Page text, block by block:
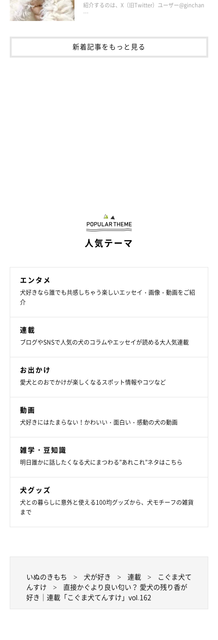
連載とは別の漫画が載っています。
https://suzumetengu.hatenablog.com/
紹介するのは、X（旧Twitter）ユーザー@ginchan
…
新着記事をもっと見る
人気テーマ
エンタメ
犬好きなら誰でも共感しちゃう楽しいエッセイ・画像・動画をご紹
介
連載
ブログやSNSで人気の犬のコラムやエッセイが読める大人気連載
お出かけ
愛犬とのおでかけが楽しくなるスポット情報やコツなど
動画
犬好きにはたまらない！かわいい・面白い・感動の犬の動画
雑学・豆知識
明日誰かに話したくなる犬にまつわる”あれこれ”ネタはこちら
犬グッズ
犬との暮らしに意外と使える100均グッズから、犬モチーフの雑貨
まで
いぬのきもち 犬が好き 連載
こぐま犬て
んすけ
直接かぐより良い匂い？ 愛犬の残り香が
好き｜連載「こぐま犬てんすけ」vol.162